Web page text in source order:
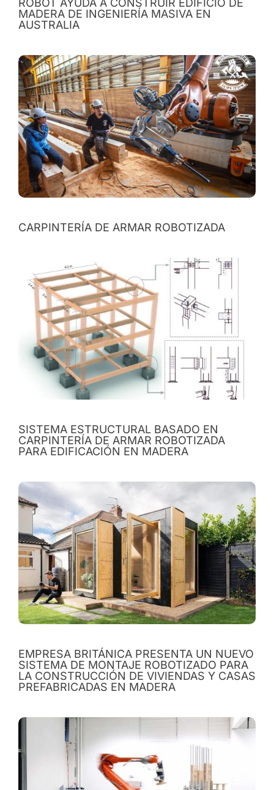
ROBOT AYUDA A CONSTRUIR EDIFICIO DE
MADERA DE INGENIERÍA MASIVA EN
AUSTRALIA
CARPINTERÍA DE ARMAR ROBOTIZADA
SISTEMA ESTRUCTURAL BASADO EN
CARPINTERÍA DE ARMAR ROBOTIZADA
PARA EDIFICACIÓN EN MADERA
EMPRESA BRITÁNICA PRESENTA UN NUEVO
SISTEMA DE MONTAJE ROBOTIZADO PARA
LA CONSTRUCCIÓN DE VIVIENDAS Y CASAS
PREFABRICADAS EN MADERA